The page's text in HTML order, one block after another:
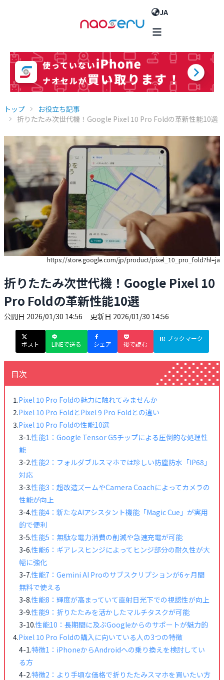
JA
トップ
お役立ち記事
折りたたみ次世代機！Google Pixel 10 Pro Foldの革新性能10選
https://store.google.com/jp/product/pixel_10_pro_fold?hl=ja
折りたたみ次世代機！Google Pixel 10
Pro Foldの革新性能10選
公開日 2026/01/30 14:56 更新日 2026/01/30 14:56
ポスト LINEで送る シェア 後で読む
ブックマーク
目次
Pixel 10 Pro Foldの魅力に触れてみませんか
Pixel 10 Pro FoldとPixel 9 Pro Foldとの違い
Pixel 10 Pro Foldの性能10選
性能1：Google Tensor G5チップによる圧倒的な処理性
能
性能2：フォルダブルスマホでは珍しい防塵防水「IP68」
対応
性能3：超改造ズームやCamera Coachによってカメラの
性能が向上
性能4：新たなAIアシスタント機能「Magic Cue」が実用
的で便利
性能5：無駄な電力消費の削減や急速充電が可能
性能6：ギアレスヒンジによってヒンジ部分の耐久性が大
幅に強化
性能7：Gemini AI Proのサブスクリプションが6ヶ月間
無料で使える
性能8：輝度が高まっていて直射日光下での視認性が向上
性能9：折りたたみを活かしたマルチタスクが可能
性能10：長期間に及ぶGoogleからのサポートが魅力的
Pixel 10 Pro Foldの購入に向いている人の3つの特徴
特徴1：iPhoneからAndroidへの乗り換えを検討してい
る方
特徴2：より手頃な価格で折りたたみスマホを買いたい方